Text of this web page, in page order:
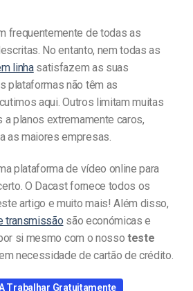
frequentemente de todas as
No entanto, nem todas as
linhasatisfazem as suas
plataformas não têm as
aqui. Outros limitam muitas
planos extremamente caros,
as maiores empresas.
plataforma de vídeo online para
O Dacast fornece todos os
artigo e muito mais! Além disso,
transmissão são económicas e
si mesmo com o nosso teste
necessidade de cartão de crédito.
Trabalhar Gratuitamente